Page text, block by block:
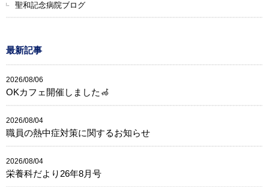
聖和記念病院ブログ
最新記事
2026/08/06
OKカフェ開催しました🦽
2026/08/04
職員の熱中症対策に関するお知らせ
2026/08/04
栄養科だより26年8月号